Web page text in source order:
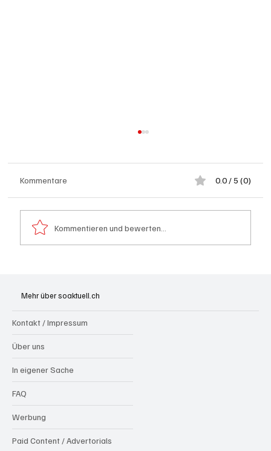
gesucht)
Kommentare 0.0 / 5 (0)
Kommentieren und bewerten...
Mehr über soaktuell.ch
Kontakt / Impressum
Über uns
In eigener Sache
FAQ
Werbung
Paid Content / Advertorials